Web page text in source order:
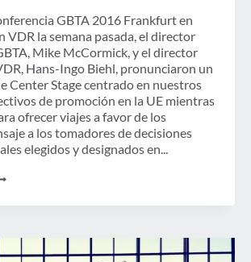
GBTA 2016 Frankfurt en
VDR la semana pasada, el director
Mike McCormick, y el director
Hans-Ingo Biehl, pronunciaron un
Center Stage centrado en nuestros
de promoción en la UE mientras
ofrecer viajes a favor de los
a los tomadores de decisiones
elegidos y designados en...